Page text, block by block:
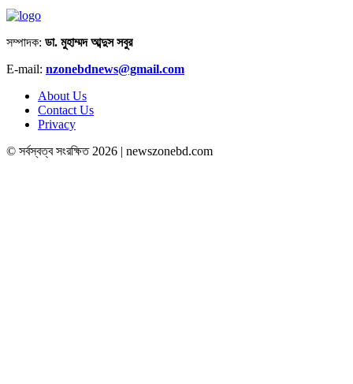
সম্পাদক: ডা. মুহাম্মদ আব্দুস সবুর
E-mail: nzonebdnews@gmail.com
About Us
Contact Us
Privacy
© সর্বস্বত্ব সংরক্ষিত 2026 | newszonebd.com